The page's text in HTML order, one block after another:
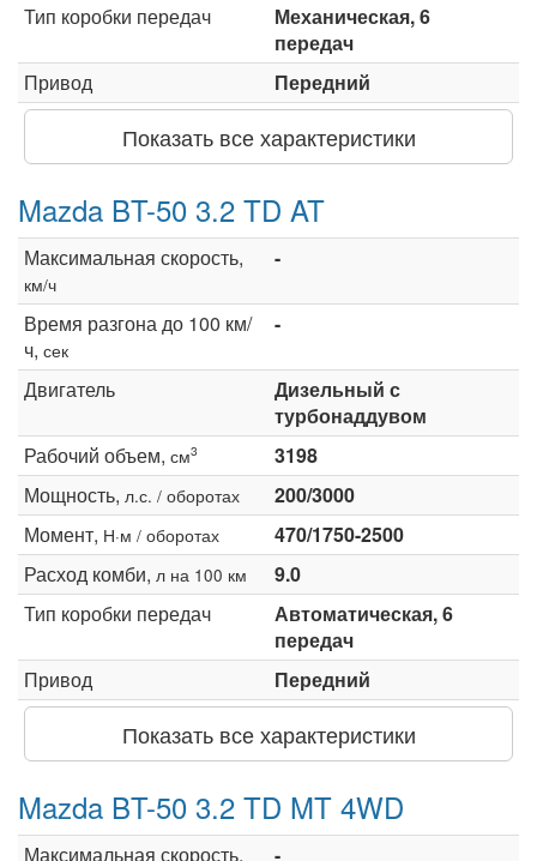
Тип коробки передач
Механическая, 6
передач
Привод
Передний
Показать все характеристики
Mazda BT-50 3.2 TD AT
Максимальная скорость,
км/ч
-
Время разгона до 100 км/
ч, сек
-
Двигатель
Дизельный с
турбонаддувом
Рабочий объем, см3
3198
Мощность, л.с. / оборотах
200/3000
Момент, Н·м / оборотах
470/1750-2500
Расход комби, л на 100 км
9.0
Тип коробки передач
Автоматическая, 6
передач
Привод
Передний
Показать все характеристики
Mazda BT-50 3.2 TD MT 4WD
Максимальная скорость, -